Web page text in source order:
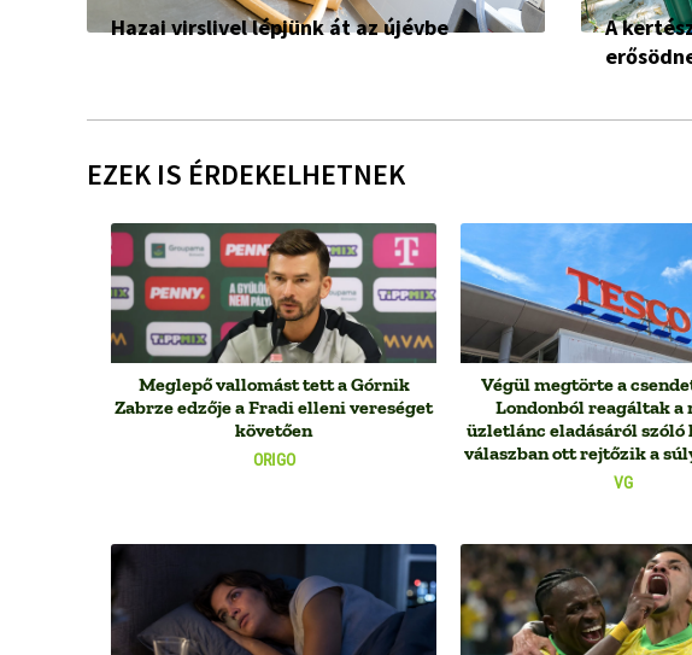
Hazai virslivel lépjünk át az újévbe
A
EZEK IS ÉRDEKELHETNEK
ORIGO
Meglepő vallomást tett a Górnik
Zabrze edzője a Fradi elleni vereséget
követően
VG
Végül megtörte a
Londonból reagáltak a
üzletlánc eladásáról szóló
válaszban ott rejtőzik a